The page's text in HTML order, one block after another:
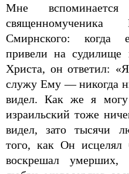
Мне
священномученика
Смирнского: когда
привели на судилище
Христа, он ответил:
служу Ему — никогда
видел. Как же я могу
израильский тоже
видел, зато тысячи
того, как Он исцелял
воскрешал умерших,